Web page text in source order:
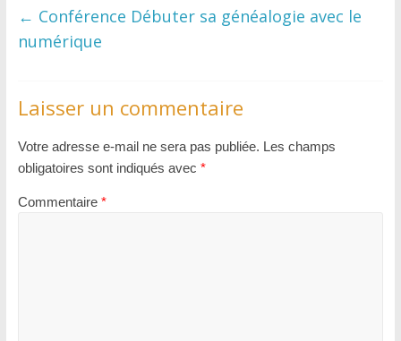
← Conférence Débuter sa généalogie avec le
numérique
Laisser un commentaire
Votre adresse e-mail ne sera pas publiée. Les champs
obligatoires sont indiqués avec *
Commentaire *